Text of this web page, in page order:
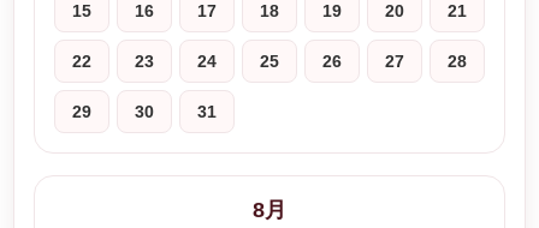
15 16 17 18 19 20 21
22 23 24 25 26 27 28
29 30 31
8月